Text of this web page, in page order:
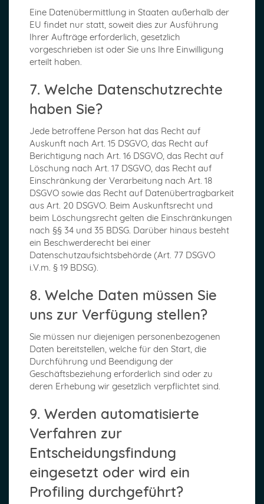
Eine Datenübermittlung in Staaten außerhalb der
EU findet nur statt, soweit dies zur Ausführung
Ihrer Aufträge erforderlich, gesetzlich
vorgeschrieben ist oder Sie uns Ihre Einwilligung
erteilt haben.
7. Welche Datenschutzrechte
haben Sie?
Jede betroffene Person hat das Recht auf
Auskunft nach Art. 15 DSGVO, das Recht auf
Berichtigung nach Art. 16 DSGVO, das Recht auf
Löschung nach Art. 17 DSGVO, das Recht auf
Einschränkung der Verarbeitung nach Art. 18
DSGVO sowie das Recht auf Datenübertragbarkeit
aus Art. 20 DSGVO. Beim Auskunftsrecht und
beim Löschungsrecht gelten die Einschränkungen
nach §§ 34 und 35 BDSG. Darüber hinaus besteht
ein Beschwerderecht bei einer
Datenschutzaufsichtsbehörde (Art. 77 DSGVO
i.V.m. § 19 BDSG).
8. Welche Daten müssen Sie
uns zur Verfügung stellen?
Sie müssen nur diejenigen personenbezogenen
Daten bereitstellen, welche für den Start, die
Durchführung und Beendigung der
Geschäftsbeziehung erforderlich sind oder zu
deren Erhebung wir gesetzlich verpflichtet sind.
9. Werden automatisierte
Verfahren zur
Entscheidungsfindung
eingesetzt oder wird ein
Profiling durchgeführt?